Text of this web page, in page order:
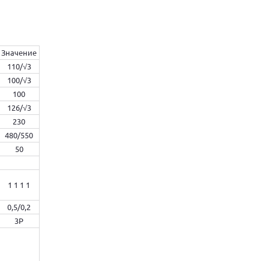
Значение
110/√3
100/√3
100
126/√3
230
480/550
50
1 1 1 1
0,5/0,2
3Р